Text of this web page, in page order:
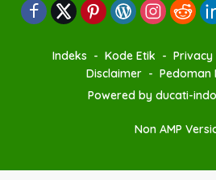
Indeks Kode Etik Privacy
Disclaimer
Pedoman
Powered by ducati-
Non AMP